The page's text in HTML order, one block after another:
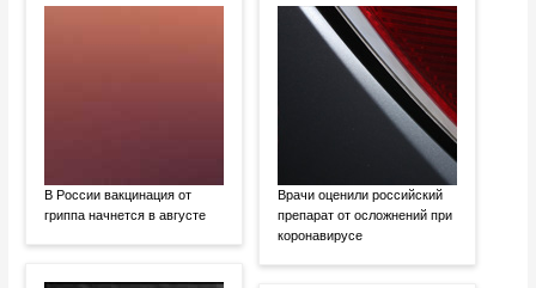
В России вакцинация от
гриппа начнется в августе
Врачи оценили российский
препарат от осложнений при
коронавирусе